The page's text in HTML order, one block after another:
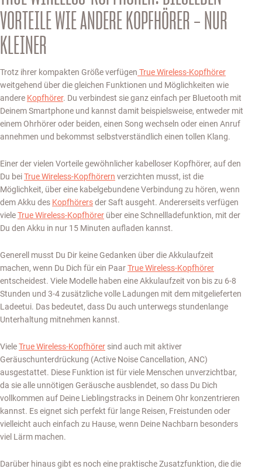
VORTEILE WIE ANDERE KOPFHÖRER – NUR
KLEINER
Trotz ihrer kompakten Größe verfügen True Wireless-Kopfhörer
weitgehend über die gleichen Funktionen und Möglichkeiten wie
andere Kopfhörer. Du verbindest sie ganz einfach per Bluetooth mit
Deinem Smartphone und kannst damit beispielsweise, entweder mit
einem Ohrhörer oder beiden, einen Song wechseln oder einen Anruf
annehmen und bekommst selbstverständlich einen tollen Klang.
Einer der vielen Vorteile gewöhnlicher kabelloser Kopfhörer, auf den
Du beiTrue Wireless-Kopfhörern verzichten musst, ist die
Möglichkeit, über eine kabelgebundene Verbindung zu hören, wenn
dem Akku des Kopfhörersder Saft ausgeht. Andererseits verfügen
vieleTrue Wireless-Kopfhörer über eine Schnellladefunktion, mit der
Du den Akku in nur 15 Minuten aufladen kannst.
Generell musst Du Dir keine Gedanken über die Akkulaufzeit
machen, wenn Du Dich für ein PaarTrue Wireless-Kopfhörer
entscheidest. Viele Modelle haben eine Akkulaufzeit von bis zu 6-8
Stunden und 3-4 zusätzliche volle Ladungen mit dem mitgelieferten
Ladeetui. Das bedeutet, dass Du auch unterwegs stundenlange
Unterhaltung mitnehmen kannst.
VieleTrue Wireless-Kopfhörer sind auch mit aktiver
Geräuschunterdrückung (Active Noise Cancellation, ANC)
ausgestattet. Diese Funktion ist für viele Menschen unverzichtbar,
da sie alle unnötigen Geräusche ausblendet, so dass Du Dich
vollkommen auf Deine Lieblingstracks in Deinem Ohr konzentrieren
kannst. Es eignet sich perfekt für lange Reisen, Freistunden oder
vielleicht auch einfach zu Hause, wenn Deine Nachbarn besonders
viel Lärm machen.
Darüber hinaus gibt es noch eine praktische Zusatzfunktion, die die